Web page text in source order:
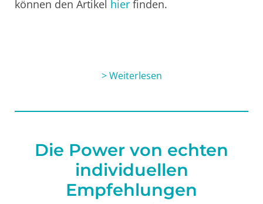
können den Artikel hier finden.
> Weiterlesen
Die Power von echten
individuellen
Empfehlungen